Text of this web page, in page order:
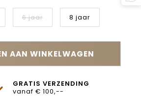
6 jaar 8 jaar
AAN WINKELWAGEN
GRATIS VERZENDING
vanaf € 100,--